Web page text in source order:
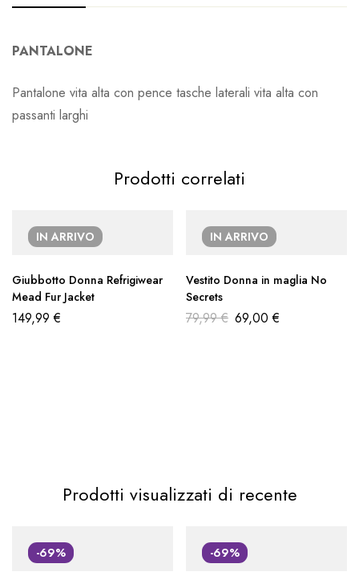
PANTALONE
Pantalone vita alta con pence tasche laterali vita alta con
passanti larghi
Prodotti correlati
IN ARRIVO
Giubbotto Donna Refrigiwear
Mead Fur Jacket
149,99€
IN ARRIVO
Vestito Donna in maglia No
Secrets
79,99€ 69,00€
Prodotti visualizzati di recente
-69% -69%